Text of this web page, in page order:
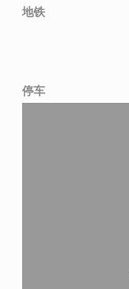
地铁
停车